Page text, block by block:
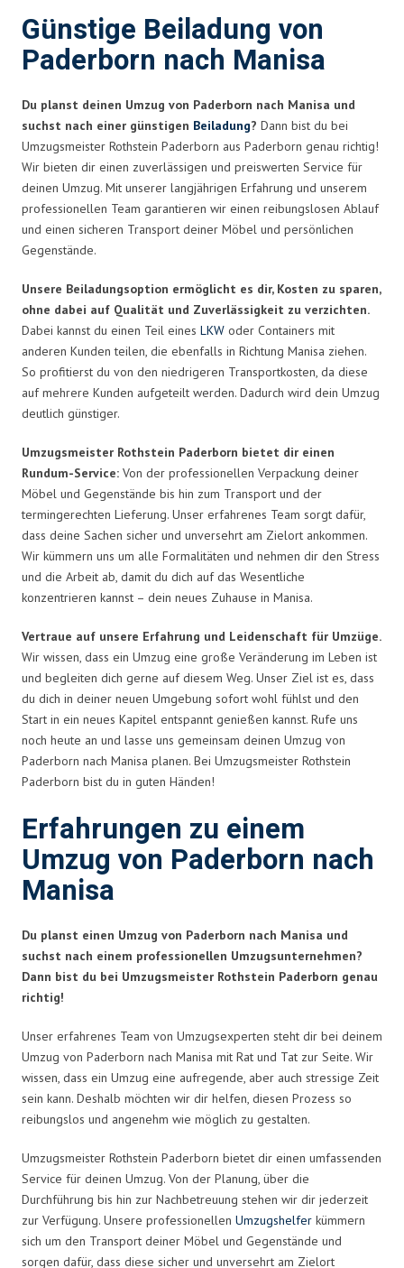
Günstige Beiladung von
Paderborn nach Manisa
Du planst deinen Umzug von Paderborn nach Manisa und
suchst nach einer günstigen Beiladung? Dann bist du bei
Umzugsmeister Rothstein Paderborn aus Paderborn genau richtig!
Wir bieten dir einen zuverlässigen und preiswerten Service für
deinen Umzug. Mit unserer langjährigen Erfahrung und unserem
professionellen Team garantieren wir einen reibungslosen Ablauf
und einen sicheren Transport deiner Möbel und persönlichen
Gegenstände.
Unsere Beiladungsoption ermöglicht es dir, Kosten zu sparen,
ohne dabei auf Qualität und Zuverlässigkeit zu verzichten.
Dabei kannst du einen Teil eines LKW oder Containers mit
anderen Kunden teilen, die ebenfalls in Richtung Manisa ziehen.
So profitierst du von den niedrigeren Transportkosten, da diese
auf mehrere Kunden aufgeteilt werden. Dadurch wird dein Umzug
deutlich günstiger.
Umzugsmeister Rothstein Paderborn bietet dir einen
Rundum-Service: Von der professionellen Verpackung deiner
Möbel und Gegenstände bis hin zum Transport und der
termingerechten Lieferung. Unser erfahrenes Team sorgt dafür,
dass deine Sachen sicher und unversehrt am Zielort ankommen.
Wir kümmern uns um alle Formalitäten und nehmen dir den Stress
und die Arbeit ab, damit du dich auf das Wesentliche
konzentrieren kannst – dein neues Zuhause in Manisa.
Vertraue auf unsere Erfahrung und Leidenschaft für Umzüge.
Wir wissen, dass ein Umzug eine große Veränderung im Leben ist
und begleiten dich gerne auf diesem Weg. Unser Ziel ist es, dass
du dich in deiner neuen Umgebung sofort wohl fühlst und den
Start in ein neues Kapitel entspannt genießen kannst. Rufe uns
noch heute an und lasse uns gemeinsam deinen Umzug von
Paderborn nach Manisa planen. Bei Umzugsmeister Rothstein
Paderborn bist du in guten Händen!
Erfahrungen zu einem
Umzug von Paderborn nach
Manisa
Du planst einen Umzug von Paderborn nach Manisa und
suchst nach einem professionellen Umzugsunternehmen?
Dann bist du bei Umzugsmeister Rothstein Paderborn genau
richtig!
Unser erfahrenes Team von Umzugsexperten steht dir bei deinem
Umzug von Paderborn nach Manisa mit Rat und Tat zur Seite. Wir
wissen, dass ein Umzug eine aufregende, aber auch stressige Zeit
sein kann. Deshalb möchten wir dir helfen, diesen Prozess so
reibungslos und angenehm wie möglich zu gestalten.
Umzugsmeister Rothstein Paderborn bietet dir einen umfassenden
Service für deinen Umzug. Von der Planung, über die
Durchführung bis hin zur Nachbetreuung stehen wir dir jederzeit
zur Verfügung. Unsere professionellen Umzugshelfer kümmern
sich um den Transport deiner Möbel und Gegenstände und
sorgen dafür, dass diese sicher und unversehrt am Zielort